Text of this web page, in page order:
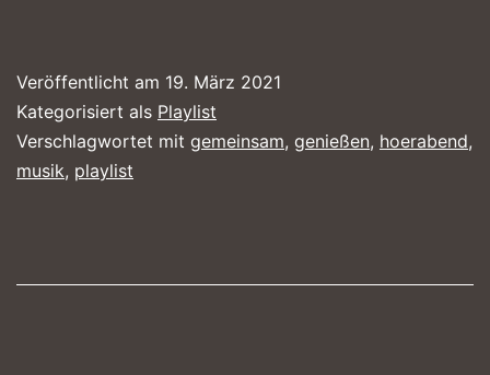
Veröffentlicht am 19. März 2021
Kategorisiert als Playlist
Verschlagwortet mit gemeinsam, genießen, hoerabend,
musik, playlist